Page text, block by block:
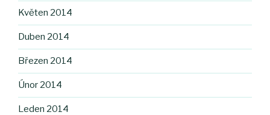
Květen 2014
Duben 2014
Březen 2014
Únor 2014
Leden 2014